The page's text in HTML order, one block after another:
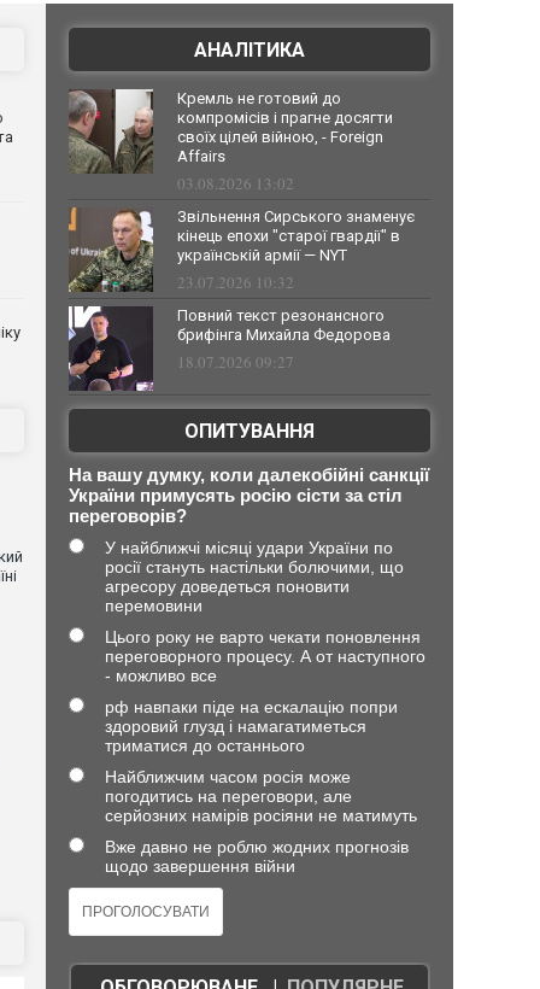
АНАЛІТИКА
Кремль не готовий до
компромісів і прагне досягти
своїх цілей війною, - Foreign
Affairs
03.08.2026 13:02
Звільнення Сирського знаменує
кінець епохи "старої гвардії" в
українській армії — NYT
23.07.2026 10:32
Повний текст резонансного
брифінга Михайла Федорова
18.07.2026 09:27
ОПИТУВАННЯ
На вашу думку, коли далекобійні санкції
України примусять росію сісти за стіл
переговорів?
У найближчі місяці удари України по
росії стануть настільки болючими, що
агресору доведеться поновити
перемовини
Цього року не варто чекати поновлення
переговорного процесу. А от наступного
- можливо все
рф навпаки піде на ескалацію попри
здоровий глузд і намагатиметься
триматися до останнього
Найближчим часом росія може
погодитись на переговори, але
серйозних намірів росіяни не матимуть
Вже давно не роблю жодних прогнозів
щодо завершення війни